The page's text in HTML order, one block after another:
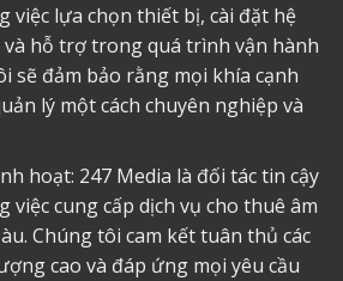
việc lựa chọn thiết bị, cài đặt hệ
hỗ trợ trong quá trình vận hành
sẽ đảm bảo rằng mọi khía cạnh
lý một cách chuyên nghiệp và
hoạt: 247 Media là đối tác tin cậy
việc cung cấp dịch vụ cho thuê âm
. Chúng tôi cam kết tuân thủ các
cao và đáp ứng mọi yêu cầu